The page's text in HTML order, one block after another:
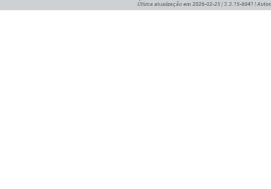
Última atualização em 2026-02-25 | 3.3.15-6041 |